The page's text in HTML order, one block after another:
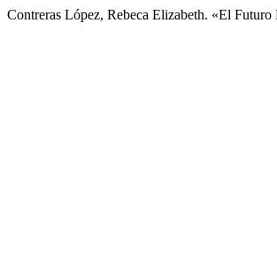
Contreras López, Rebeca Elizabeth. «El Futuro